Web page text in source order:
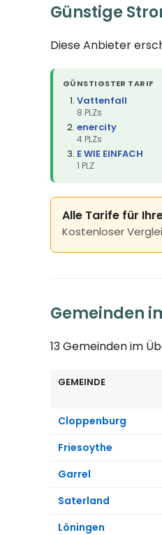
Günstige
Diese Anbieter
GÜNSTIGSTER TARIF
Vattenfall
8 PLZs
enercity
4 PLZs
E WIE EINFACH
1 PLZ
Alle Tarife für
Kostenloser
Gemeinden
13 Gemeinden im
GEMEINDE
Cloppenburg
Friesoythe
Garrel
Saterland
Löningen